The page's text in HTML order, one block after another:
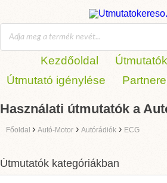
Kezdőoldal
Útmutató igénylése
Használati útmutatók a
Főoldal › Autó-Motor › Autórádiók › ECG
Útmutatók kategóriákban